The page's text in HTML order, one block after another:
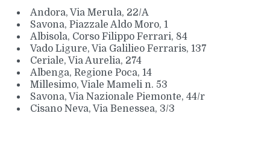
Andora, Via Merula, 22/A
Savona, Piazzale Aldo Moro, 1
Albisola, Corso Filippo Ferrari, 84
Vado Ligure, Via Galilieo Ferraris, 137
Ceriale, Via Aurelia, 274
Albenga, Regione Poca, 14
Millesimo, Viale Mameli n. 53
Savona, Via Nazionale Piemonte, 44/r
Cisano Neva, Via Benessea, 3/3